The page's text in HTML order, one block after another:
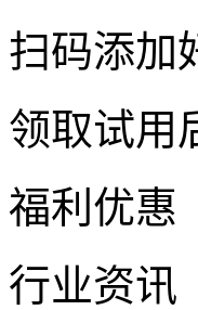
扫码添加
领取试用
福利优惠
行业资讯